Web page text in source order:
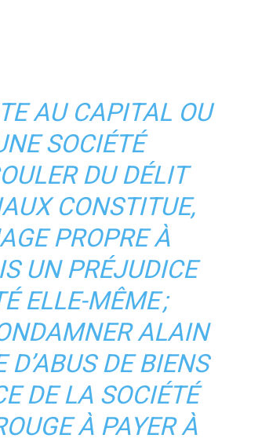
AU CAPITAL OU
SOCIÉTÉ
DU DÉLIT
CONSTITUE,
PROPRE À
UN PRÉJUDICE
ELLE-MÊME ;
ALAIN
DE BIENS
DE LA SOCIÉTÉ
À PAYER À